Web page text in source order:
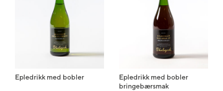
Epledrikk med bobler
Epledrikk med bobler
bringebærsmak